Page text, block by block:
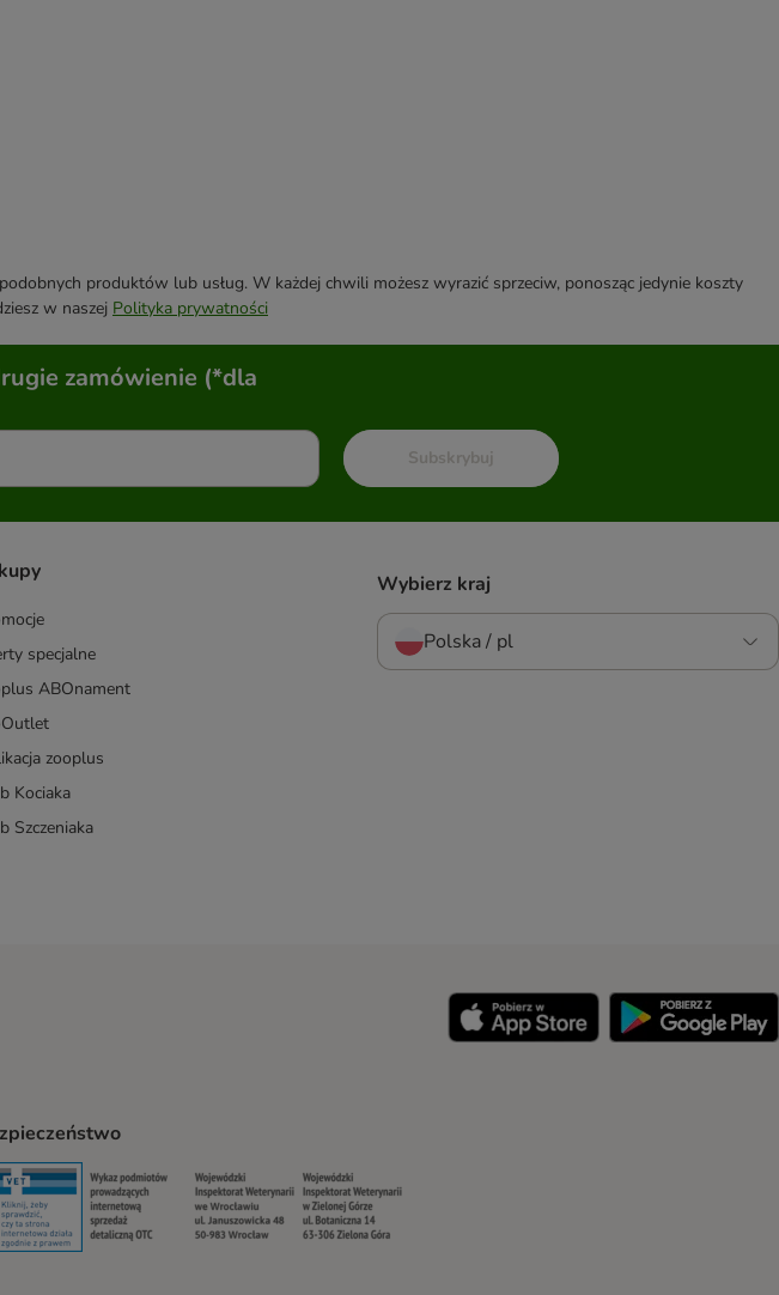
produktów lub usług. W każdej chwili możesz wyrazić sprzeciw, ponosząc jedynie koszty
w naszej Polityka prywatności
zamówienie (*dla
Subskrybuj
specjalne
ABOnament
zooplus
Kociaka
Szczeniaka
Wybierz kraj
Polska / pl
Security Security Security